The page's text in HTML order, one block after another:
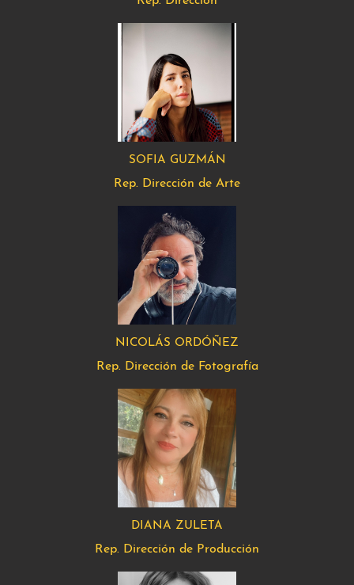
SOFIA GUZMÁN
Rep. Dirección de Arte
NICOLÁS ORDÓÑEZ
Rep. Dirección de Fotografía
DIANA ZULETA
Rep. Dirección de Producción